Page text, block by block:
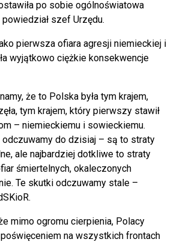
po sobie ogólnoświatowa
szef Urzędu.
pierwsza ofiara agresji niemieckiej i
wyjątkowo ciężkie konsekwencje
że to Polska była tym krajem,
tym krajem, który pierwszy stawił
– niemieckiemu i sowieckiemu.
odczuwamy do dzisiaj – są to straty
ale najbardziej dotkliwe to straty
śmiertelnych, okaleczonych
Te skutki odczuwamy stale –
mimo ogromu cierpienia, Polacy
na wszystkich frontach